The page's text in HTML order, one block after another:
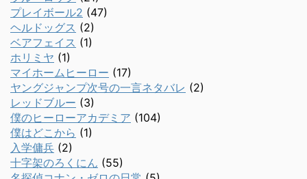
プレイボール2 (47)
ヘルドッグス (2)
ベアフェイス (1)
ホリミヤ (1)
マイホームヒーロー (17)
ヤングジャンプ次号の一言ネタバレ (2)
レッドブルー (3)
僕のヒーローアカデミア (104)
僕はどこから (1)
入学傭兵 (2)
十字架のろくにん (55)